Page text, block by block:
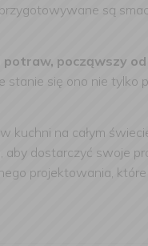
są
począwszy
się ono nie
kuchni na całym
dostarczyć swoje
projektowania,